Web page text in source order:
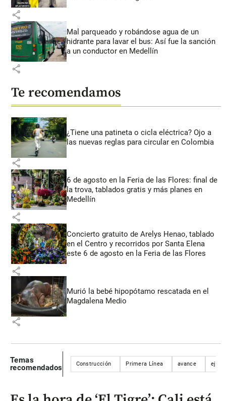
share
Mal parqueado y robándose agua de un
hidrante para lavar el bus: Así fue la sanción
a un conductor en Medellín
share
Te recomendamos
¿Tiene una patineta o cicla eléctrica? Ojo a
las nuevas reglas para circular en Colombia
share
6 de agosto en la Feria de las Flores: final de
la trova, tablados gratis y más planes en
Medellín
share
Concierto gratuito de Arelys Henao, tablado
en el Centro y recorridos por Santa Elena
este 6 de agosto en la Feria de las Flores
share
Murió la bebé hipopótamo rescatada en el
Magdalena Medio
share
Temas
recomendados
Construcción Primera Línea avance